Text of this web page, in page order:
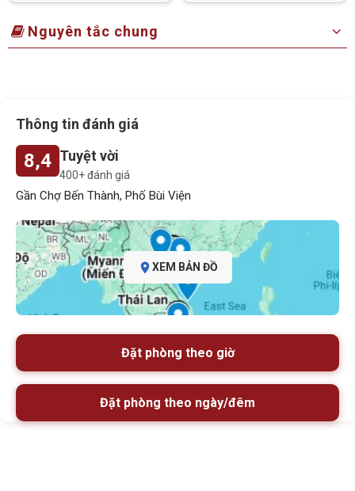
Nguyên tắc chung
Thông tin đánh giá
8,4 Tuyệt vời
400+ đánh giá
Gần Chợ Bến Thành, Phố Bùi Viện
XEM BẢN ĐỒ
Đặt phòng theo giờ
Đặt phòng theo ngày/đêm